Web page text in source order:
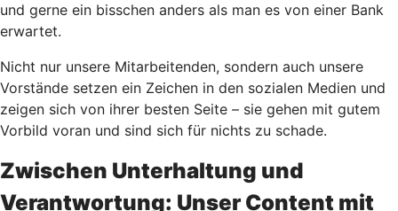
und gerne ein bisschen anders als man es von einer Bank
erwartet.
Nicht nur unsere Mitarbeitenden, sondern auch unsere
Vorstände setzen ein Zeichen in den sozialen Medien und
zeigen sich von ihrer besten Seite – sie gehen mit gutem
Vorbild voran und sind sich für nichts zu schade.
Zwischen Unterhaltung und
Verantwortung: Unser Content mit